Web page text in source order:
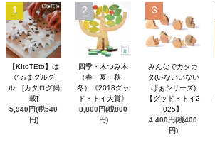
1
【KItoTEto】は
ぐるまグルグ
ル [カタログ掲
載]
5,940円(税540
円)
2
四季・木つみ木
（春・夏・秋・
冬）《2018グッ
ド・トイ大賞》
8,800円(税800
円)
3
みんなでカタカ
タ(いないいない
ばぁシリーズ)
【グッド・トイ2
025】
4,400円(税400
円)